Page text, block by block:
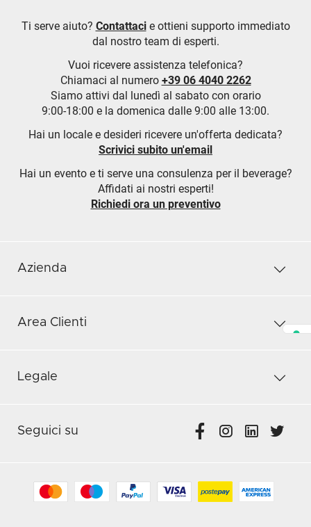
Ti serve aiuto? Contattacie ottieni supporto immediato
dal nostro team di esperti.
Vuoi ricevere assistenza telefonica?
Chiamaci al numero +39 06 4040 2262
Siamo attivi dal lunedì al sabato con orario
9:00-18:00 e la domenica dalle 9:00 alle 13:00.
Hai un locale e desideri ricevere un'offerta dedicata?
Scrivici subito un'email
Hai un evento e ti serve una consulenza per il beverage?
Affidati ai nostri esperti!
Richiedi ora un preventivo
Azienda
Area Clienti
Legale
Seguici su